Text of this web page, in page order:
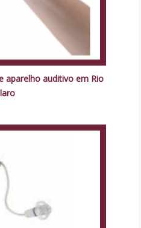
aparelho auditivo em Rio